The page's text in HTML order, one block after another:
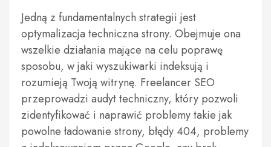
Jedną z fundamentalnych strategii jest
optymalizacja techniczna strony. Obejmuje ona
wszelkie działania mające na celu poprawę
sposobu, w jaki wyszukiwarki indeksują i
rozumieją Twoją witrynę. Freelancer SEO
przeprowadzi audyt techniczny, który pozwoli
zidentyfikować i naprawić problemy takie jak
powolne ładowanie strony, błędy 404, problemy